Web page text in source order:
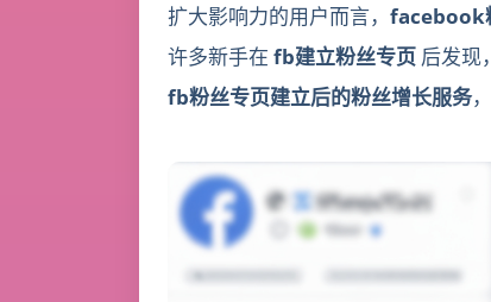
扩大影响力的用户而言， facebook
许多新手在 fb建立粉丝专页 后发现
fb粉丝专页建立后的粉丝增长服务